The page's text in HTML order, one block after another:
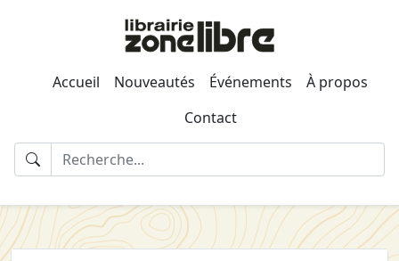
Accueil Nouveautés Événements
À propos
Contact